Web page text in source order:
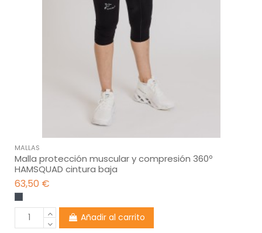
MALLAS
Malla protección muscular y compresión 360º
HAMSQUAD cintura baja
63,50 €
Añadir al carrito